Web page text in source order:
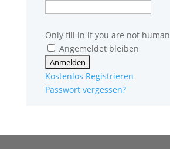
Only fill in if you are not human
Angemeldet bleiben
Kostenlos Registrieren
Passwort vergessen?